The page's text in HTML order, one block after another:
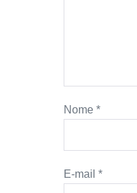
Nome *
E-mail *